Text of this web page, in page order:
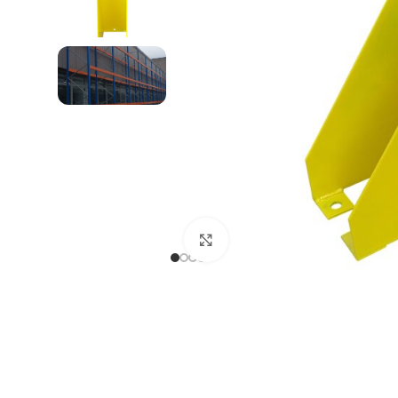
REGAŁY NA OPONY
Kliknij, aby powiększyć